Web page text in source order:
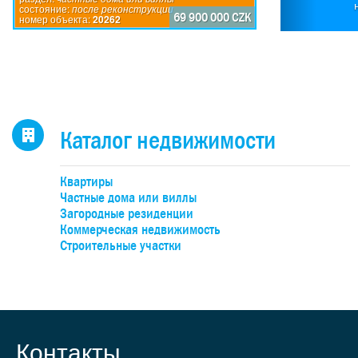
состояние:после реконструкции
номер объекта:20262 69 900 000 CZK
Каталог недвижимости
Квартиры
Частные дома или виллы
Загородные резиденции
Коммерческая недвижимость
Строительные участки